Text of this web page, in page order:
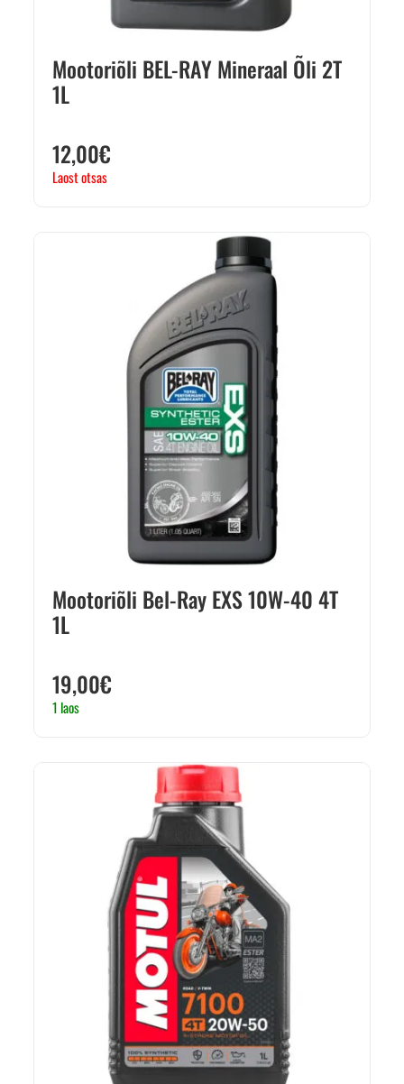
Mootoriõli BEL-RAY Mineraal Õli 2T
1L
12,00€
Laost otsas
Mootoriõli Bel-Ray EXS 10W-40 4T
1L
19,00€
1 laos